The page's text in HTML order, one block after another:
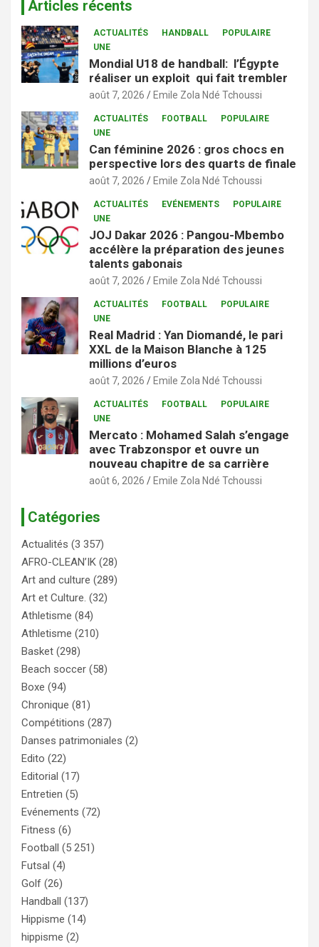
Articles récents
ACTUALITÉS HANDBALL
POPULAIRE
UNE
Mondial U18 de handball: l’Égypte
réaliser un exploit qui fait trembler
août 7, 2026 Emile Zola Ndé Tchoussi
ACTUALITÉS FOOTBALL
POPULAIRE
UNE
Can féminine 2026 : gros chocs en
perspective lors des quarts de finale
août 7, 2026 Emile Zola Ndé Tchoussi
ACTUALITÉS EVÉNEMENTS
POPULAIRE
UNE
JOJ Dakar 2026 : Pangou-Mbembo
accélère la préparation des jeunes
talents gabonais
août 7, 2026 Emile Zola Ndé Tchoussi
ACTUALITÉS FOOTBALL
POPULAIRE
UNE
Real Madrid : Yan Diomandé, le pari
XXL de la Maison Blanche à 125
millions d’euros
août 7, 2026 Emile Zola Ndé Tchoussi
ACTUALITÉS FOOTBALL
POPULAIRE
UNE
Mercato : Mohamed Salah s’engage
avec Trabzonspor et ouvre un
nouveau chapitre de sa carrière
août 6, 2026 Emile Zola Ndé Tchoussi
Catégories
Actualités (3 357)
AFRO-CLEAN’IK (28)
Art and culture (289)
Art et Culture. (32)
Athletisme (84)
Athletisme (210)
Basket (298)
Beach soccer (58)
Boxe (94)
Chronique (81)
Compétitions (287)
Danses patrimoniales (2)
Edito (22)
Editorial (17)
Entretien (5)
Evénements (72)
Fitness (6)
Football (5 251)
Futsal (4)
Golf (26)
Handball (137)
Hippisme (14)
hippisme (2)